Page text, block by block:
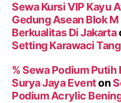
Sewa Kursi VIP Kayu
Gedung Asean Blok
Berkualitas Di Jakarta
Setting Karawaci
% Sewa Podium
Surya Jaya Eventon
Podium Acrylic